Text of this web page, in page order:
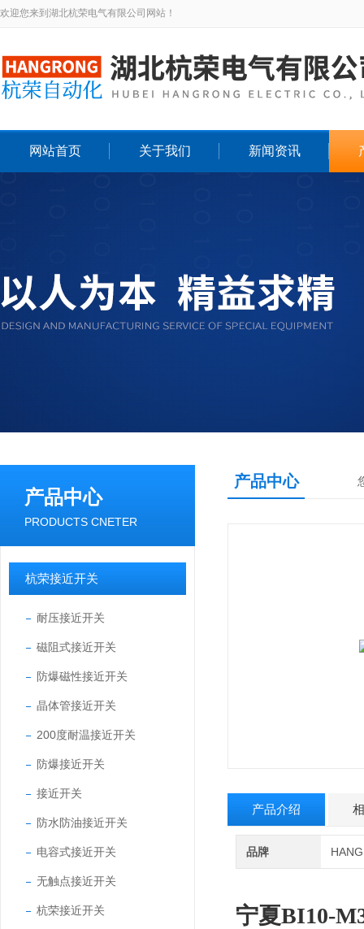
欢迎您来到湖北杭荣电气有限公司网站！
网站首页 关于我们 新闻资讯
产品中心
PRODUCTS CNETER
杭荣接近开关
耐压接近开关
磁阻式接近开关
防爆磁性接近开关
晶体管接近开关
200度耐温接近开关
防爆接近开关
接近开关
防水防油接近开关
电容式接近开关
无触点接近开关
杭荣接近开关
产品中心
产品介绍
品牌
宁夏BI10-